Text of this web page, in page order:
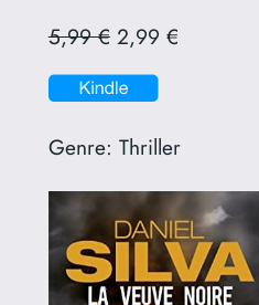
5,99 €2,99 €
Genre: Thriller